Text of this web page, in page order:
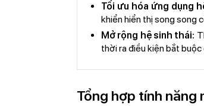
Tối ưu hóa ứng dụng
khiển hiển thị song song
Mở rộng hệ sinh thái:
thời ra điều kiện bắt
Tổng hợp tính năng